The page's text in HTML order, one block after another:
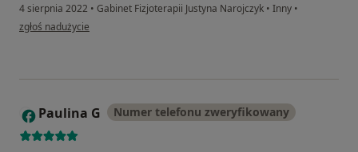
4 sierpnia 2022 • Gabinet Fizjoterapii Justyna Narojczyk • Inny •
w opinii użytkownika Pacjent
zgłoś nadużycie
P Paulina G Numer telefonu zweryfikowany